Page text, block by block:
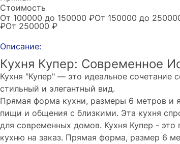
Стоимость
От 100000 до 150000 ₽От 150000 до
₽От 250000 ₽
Описание:
Кухня Купер: Современное
Кухня "Купер" — это идеальное сочетание
стильный и элегантный вид.
Прямая форма кухни, размеры 6 метров и
пищи и общения с близкими. Эта кухня
для современных домов. Кухня Купер -
кухню на заказ. Прямая форма, размер 6